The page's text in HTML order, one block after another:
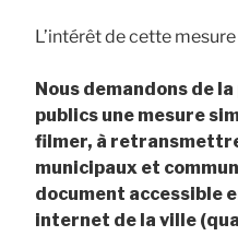
L’intérêt de cette mesure
Nous demandons de
publics une mesure
filmer, à
municipaux et
document accessible
internet de la ville